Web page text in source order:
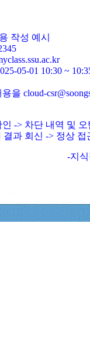
작성 예시
05-01 10:30 ~
을 cloud-
인 -> 차단 내역 및
결과 회신 -> 정상 접
-지